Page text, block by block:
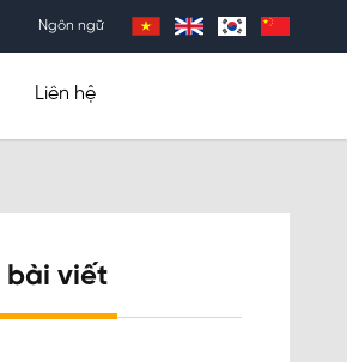
Ngôn ngữ
Liên hệ
bài viết